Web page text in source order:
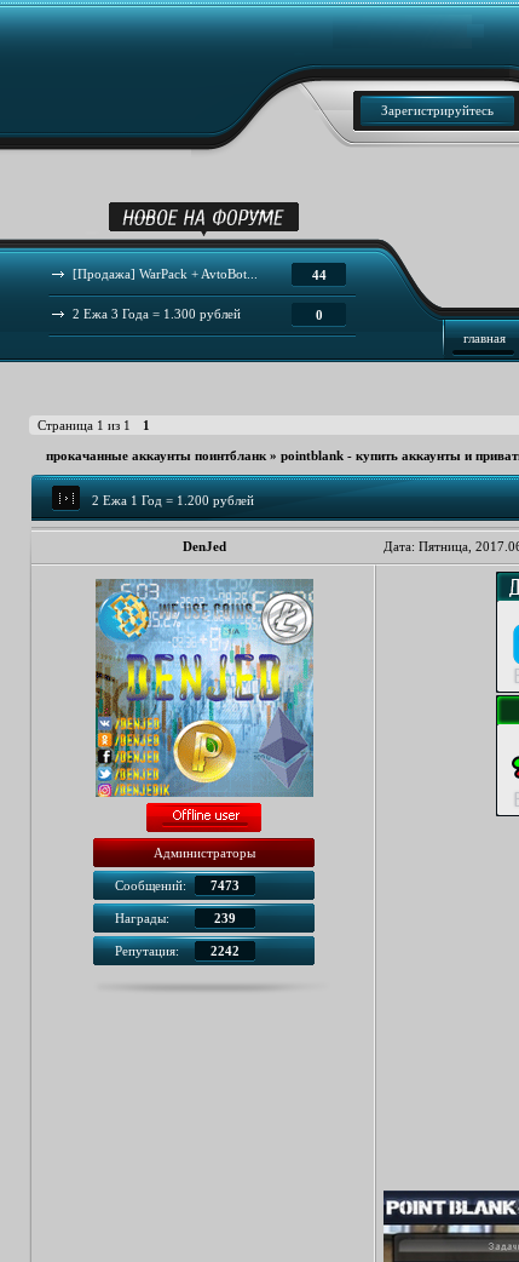
Зарегистрируйтесь
44
[Продажа] WarPack + AvtoBot...
0
2 Ежа 3 Года = 1.300 рублей
главная
Страница 1 из 1 1
прокачанные аккаунты поинтбланк » pointblank - купить аккаунты и
2 Ежа 1 Год = 1.200 рублей
DenJed Дата: Пятница,
Администраторы
Сообщений: 7473
Награды: 239
Репутация: 2242